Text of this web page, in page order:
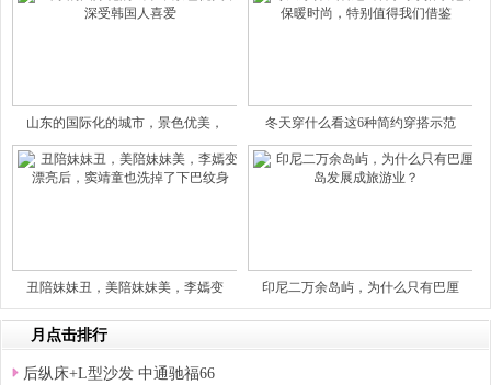
山东的国际化的城市，景色优美， 冬天穿什么看这6种简约穿搭示范
丑陪妹妹丑，美陪妹妹美，李嫣变 印尼二万余岛屿，为什么只有巴厘
月点击排行
后纵床+L型沙发 中通驰福66